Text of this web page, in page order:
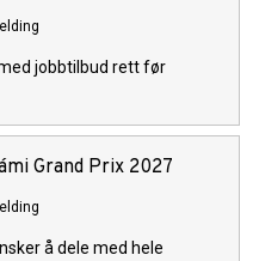
jobbtilbud rett før
Grand Prix 2027
å dele med hele